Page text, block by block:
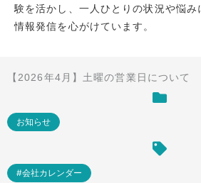
験を活かし、一人ひとりの状況や悩み
情報発信を心がけています。
【2026年4月】土曜の営業日について
お知らせ
#会社カレンダー